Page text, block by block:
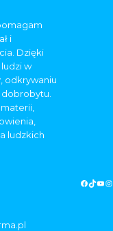
i
Dzięki
w
odkrywaniu
ludzkich